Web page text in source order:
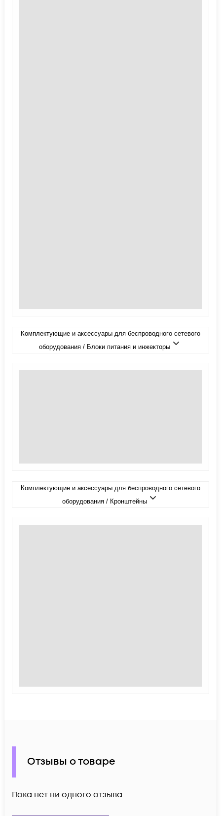
Комплектующие и аксессуары для беспроводного сетевого
оборудования / Блоки питания и инжекторы
Комплектующие и аксессуары для беспроводного сетевого
оборудования / Кронштейны
Отзывы о товаре
Пока нет ни одного отзыва